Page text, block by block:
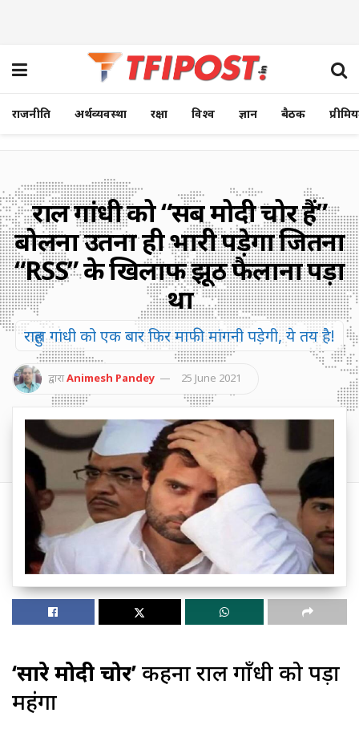
राजनीति अर्थव्यवस्था रक्षा विश्व ज्ञान बैठक
राहुल गांधी को “सब मोदी चोर हैं”
बोलना उतना ही भारी पड़ेगा जितना
“RSS” के खिलाफ झूठ फैलाना पड़ा
था
राहुल गांधी को एक बार फिर माफी मांगनी पड़ेगी, ये तय है!
द्वाराAnimesh Pandey 25 June 2021
‘सारे मोदी चोर’कहना राहुल गाँधी को पड़ा
महंगा